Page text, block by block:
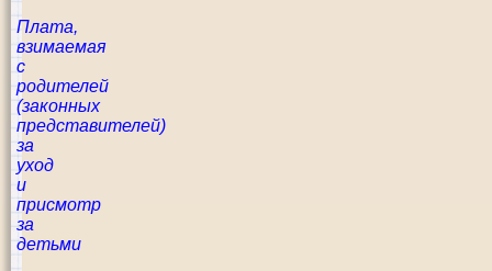
Плата,
взимаемая
с
родителей
(законных
представителей)
за
уход
и
присмотр
за
детьми